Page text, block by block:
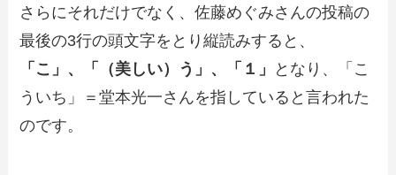
さらにそれだけでなく、佐藤めぐみさんの投稿の
最後の3行の頭文字をとり縦読みすると、
「こ」、「（美しい）う」、「１」
となり、「こ
ういち」＝堂本光一さんを指していると言われた
のです。